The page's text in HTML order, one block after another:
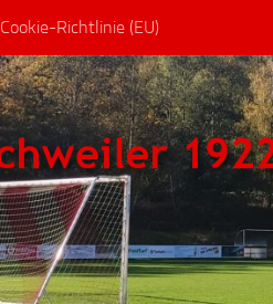
Cookie-Richtlinie (EU)